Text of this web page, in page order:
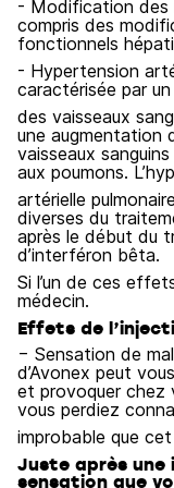
- Modification des
compris des
fonctionnels
- Hypertension
caractérisée par
des vaisseaux
une augmentation
vaisseaux
aux poumons.
artérielle
diverses du
après le début du
d’interféron bêta.
Si l’un de ces
médecin.
Effets de
− Sensation de
d’Avonex peut
et provoquer chez
vous perdiez
improbable que
Juste après une
sensation que